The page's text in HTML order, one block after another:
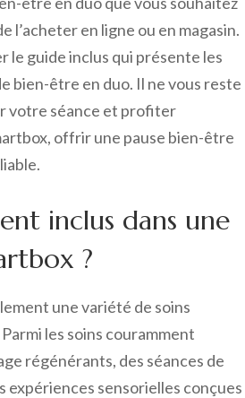
en ligne ou en magasin.
guide inclus qui présente les
bien-être en duo. Il ne vous reste
votre séance et profiter
offrir une pause bien-être
inclus dans une
?
une variété de soins
les soins couramment
régénérants, des séances de
expériences sensorielles conçues